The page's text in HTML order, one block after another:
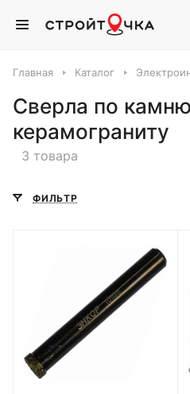
Главная Каталог
Сверла по
керамограниту
3 товара
ФИЛЬТР